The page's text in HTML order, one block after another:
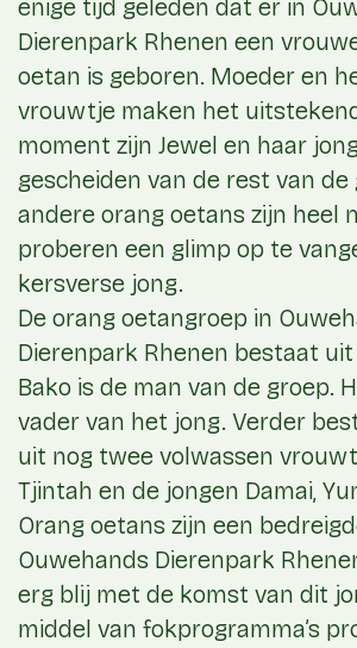
enige tijd geleden dat er in
Dierenpark Rhenen een
oetan is geboren. Moeder en
vrouwtje maken het
moment zijn Jewel en haar
gescheiden van de rest van de
andere orang oetans zijn heel
proberen een glimp op te
kersverse jong.
De orang oetangroep in
Dierenpark Rhenen bestaat uit
Bako is de man van de groep.
vader van het jong. Verder
uit nog twee volwassen
Tjintah en de jongen Damai,
Orang oetans zijn een
Ouwehands Dierenpark
erg blij met de komst van dit
middel van fokprogramma’s